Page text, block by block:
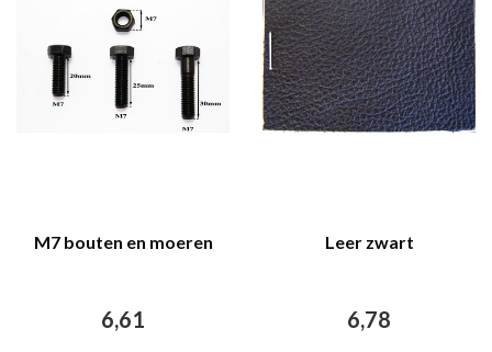
M7 bouten en moeren
6,61
Leer zwart
6,78